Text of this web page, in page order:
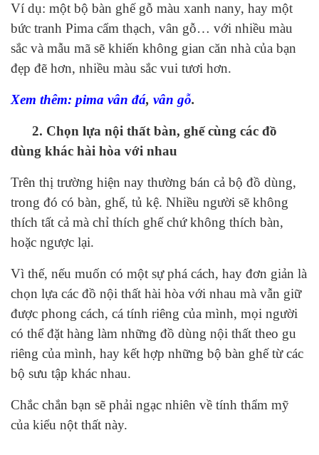
Ví dụ: một bộ bàn ghế gỗ màu xanh nany, hay một
bức tranh Pima cẩm thạch, vân gỗ… với nhiều màu
sắc và mẫu mã sẽ khiến không gian căn nhà của bạn
đẹp đẽ hơn, nhiều màu sắc vui tươi hơn.
Xem thêm: pima vân đá, vân gỗ.
2. Chọn lựa nội thất bàn, ghế cùng các đồ
dùng khác hài hòa với nhau
Trên thị trường hiện nay thường bán cả bộ đồ dùng,
trong đó có bàn, ghế, tủ kệ. Nhiều người sẽ không
thích tất cả mà chỉ thích ghế chứ không thích bàn,
hoặc ngược lại.
Vì thế, nếu muốn có một sự phá cách, hay đơn giản là
chọn lựa các đồ nội thất hài hòa với nhau mà vẫn giữ
được phong cách, cá tính riêng của mình, mọi người
có thể đặt hàng làm những đồ dùng nội thất theo gu
riêng của mình, hay kết hợp những bộ bàn ghế từ các
bộ sưu tập khác nhau.
Chắc chắn bạn sẽ phải ngạc nhiên về tính thẩm mỹ
của kiểu nột thất này.